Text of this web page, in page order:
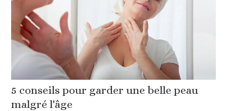
5 conseils pour garder une belle peau
malgré l'âge